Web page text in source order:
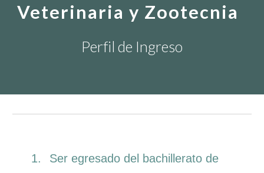
Veterinaria y Zootecnia
Perfil de Ingreso
1.
Ser egresado del bachillerato de